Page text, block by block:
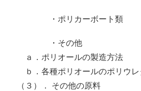
・ポリカーボート類
・その他
ａ．ポリオールの製造方法
ｂ．各種ポリオールのポリウレ
（３）． その他の原料